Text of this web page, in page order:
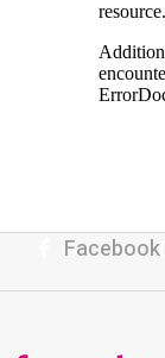
Facebook